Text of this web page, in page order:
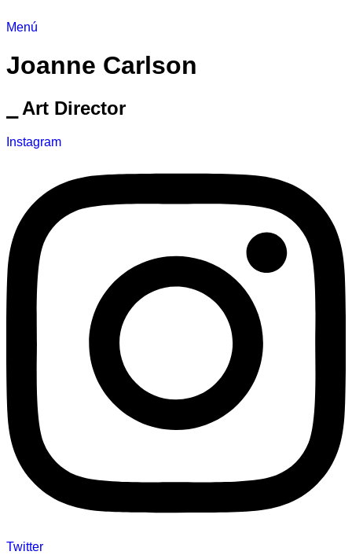
Menú
Joanne Carlson
⎯ Art Director
Instagram
Twitter